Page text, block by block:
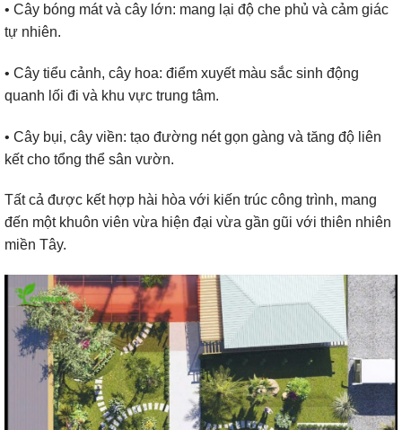
• Cây bóng mát và cây lớn: mang lại độ che phủ và cảm giác
tự nhiên.
• Cây tiểu cảnh, cây hoa: điểm xuyết màu sắc sinh động
quanh lối đi và khu vực trung tâm.
• Cây bụi, cây viền: tạo đường nét gọn gàng và tăng độ liên
kết cho tổng thể sân vườn.
Tất cả được kết hợp hài hòa với kiến trúc công trình, mang
đến một khuôn viên vừa hiện đại vừa gần gũi với thiên nhiên
miền Tây.